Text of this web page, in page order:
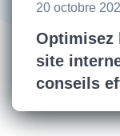
20 octobre
Optimisez
site
conseils